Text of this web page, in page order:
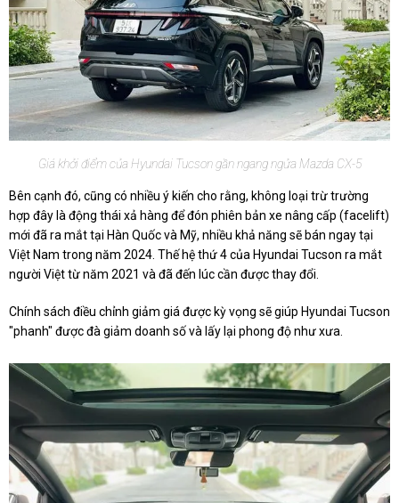
Giá khởi điểm của Hyundai Tucson gần ngang ngửa Mazda CX-5
Bên cạnh đó, cũng có nhiều ý kiến cho rằng, không loại trừ trường
hợp đây là động thái xả hàng để đón phiên bản xe nâng cấp (facelift)
mới đã ra mắt tại Hàn Quốc và Mỹ, nhiều khả năng sẽ bán ngay tại
Việt Nam trong năm 2024. Thế hệ thứ 4 của Hyundai Tucson ra mắt
người Việt từ năm 2021 và đã đến lúc cần được thay đổi.
Chính sách điều chỉnh giảm giá được kỳ vọng sẽ giúp Hyundai Tucson
"phanh" được đà giảm doanh số và lấy lại phong độ như xưa.